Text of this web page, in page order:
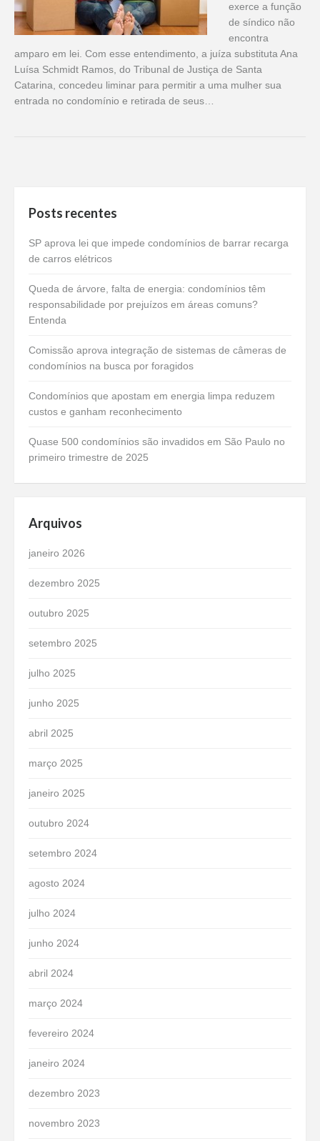
exerce a função
de síndico não
encontra
amparo em lei. Com esse entendimento, a juíza substituta Ana
Luísa Schmidt Ramos, do Tribunal de Justiça de Santa
Catarina, concedeu liminar para permitir a uma mulher sua
entrada no condomínio e retirada de seus…
Posts recentes
SP aprova lei que impede condomínios de barrar recarga
de carros elétricos
Queda de árvore, falta de energia: condomínios têm
responsabilidade por prejuízos em áreas comuns?
Entenda
Comissão aprova integração de sistemas de câmeras de
condomínios na busca por foragidos
Condomínios que apostam em energia limpa reduzem
custos e ganham reconhecimento
Quase 500 condomínios são invadidos em São Paulo no
primeiro trimestre de 2025
Arquivos
janeiro 2026
dezembro 2025
outubro 2025
setembro 2025
julho 2025
junho 2025
abril 2025
março 2025
janeiro 2025
outubro 2024
setembro 2024
agosto 2024
julho 2024
junho 2024
abril 2024
março 2024
fevereiro 2024
janeiro 2024
dezembro 2023
novembro 2023